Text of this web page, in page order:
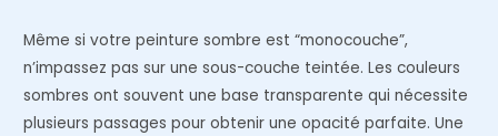
Même si votre peinture sombre est “monocouche”,
n’impassez pas sur une sous-couche teintée. Les couleurs
sombres ont souvent une base transparente qui nécessite
plusieurs passages pour obtenir une opacité parfaite. Une